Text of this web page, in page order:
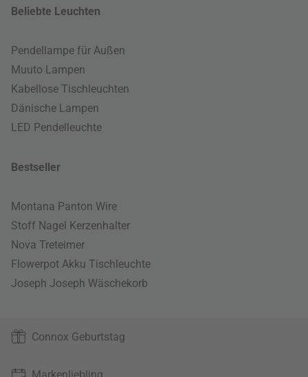
Beliebte Leuchten
Pendellampe für Außen
Muuto Lampen
Kabellose Tischleuchten
Dänische Lampen
LED Pendelleuchte
Bestseller
Montana Panton Wire
Stoff Nagel Kerzenhalter
Nova Treteimer
Flowerpot Akku Tischleuchte
Joseph Joseph Wäschekorb
Connox Geburtstag